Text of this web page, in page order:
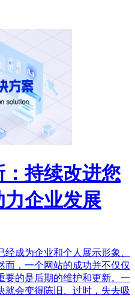
：持续改进您
企业发展
成为企业和个人展示形象、
而，一个网站的成功并不仅仅
要的是后期的维护和更新。一
就会变得陈旧、过时，失去吸